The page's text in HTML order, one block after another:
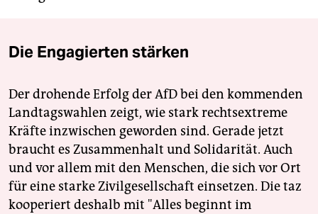
Die Engagierten stärken
Der drohende Erfolg der AfD bei den kommenden
Landtagswahlen zeigt, wie stark rechtsextreme
Kräfte inzwischen geworden sind. Gerade jetzt
braucht es Zusammenhalt und Solidarität. Auch
und vor allem mit den Menschen, die sich vor Ort
für eine starke Zivilgesellschaft einsetzen. Die taz
kooperiert deshalb mit "Alles beginnt im